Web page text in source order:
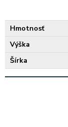
Hmotnosť
Výška
Šírka